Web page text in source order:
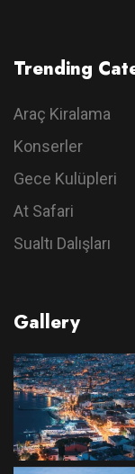
Trending
Araç Kiralama
Konserler
Gece Kulüpleri
At Safari
Sualtı Dalışları
Gallery